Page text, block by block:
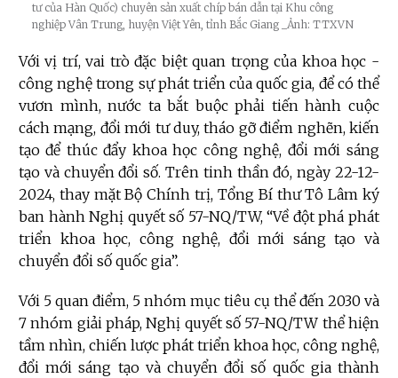
tư của Hàn Quốc) chuyên sản xuất chíp bán dẫn tại Khu công
nghiệp Vân Trung, huyện Việt Yên, tỉnh Bắc Giang _Ảnh: TTXVN
Với vị trí, vai trò đặc biệt quan trọng của khoa học -
công nghệ trong sự phát triển của quốc gia, để có thể
vươn mình, nước ta bắt buộc phải tiến hành cuộc
cách mạng, đổi mới tư duy, tháo gỡ điểm nghẽn, kiến
tạo để thúc đẩy khoa học công nghệ, đổi mới sáng
tạo và chuyển đổi số. Trên tinh thần đó, ngày 22-12-
2024, thay mặt Bộ Chính trị, Tổng Bí thư Tô Lâm ký
ban hành Nghị quyết số 57-NQ/TW, “Về đột phá phát
triển khoa học, công nghệ, đổi mới sáng tạo và
chuyển đổi số quốc gia”.
Với 5 quan điểm, 5 nhóm mục tiêu cụ thể đến 2030 và
7 nhóm giải pháp, Nghị quyết số 57-NQ/TW thể hiện
tầm nhìn, chiến lược phát triển khoa học, công nghệ,
đổi mới sáng tạo và chuyển đổi số quốc gia thành